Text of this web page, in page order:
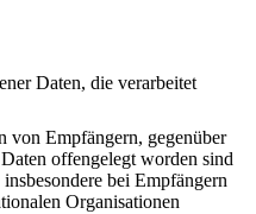
Daten, die verarbeitet
von Empfängern, gegenüber
offengelegt worden sind
bei Empfängern
Organisationen